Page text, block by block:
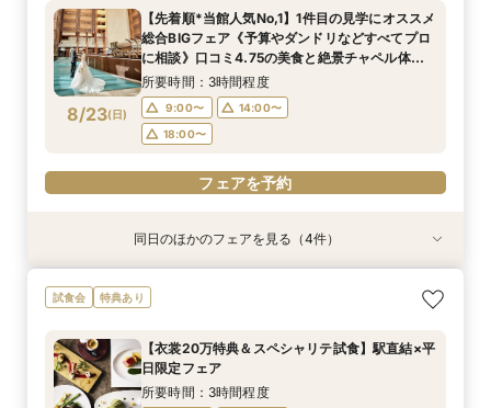
8/22(土)
9:00〜
14:00〜
18:00〜
フェアを予約
8/22(土)
9:00〜
14:00〜
18:00〜
フェアを予約
8/22(土)
9:00〜
14:00〜
18:00〜
フェアを予約
8/22(土)
9:00〜
14:00〜
18:00〜
フェアを予約
8/23(日)
【先着順*当館人気No,1】1件目の見学にオススメ
総合BIGフェア《予算やダンドリなどすべてプロ
に相談》口コミ4.75の美食と絶景チャペル体験
◆1日4組限定ホテルウェディング相談会
所要時間：3時間程度
9:00〜
14:00〜
18:00〜
フェアを予約
衣装試着 特典あり
8/23(日)
【”本番料理”試食フェア】品川駅直結×口コミ評
価4.75絶品料理＊宿泊特典付
9:00〜
18:00〜
特典あり
8/23(日)
【2027年2月｜挙式限定】2泊3日×アットホー
ムWD◆品川駅直結
9:00〜
18:00〜
特典あり
8/23(日)
【*マタニティの方も安心】無料試食×式場見学×
個室相談会
9:00〜
18:00〜
特典あり
8/23(日)
【初見学限定】メイン会場｜ハルモニア◆最大
80万円優待◆
9:00〜
18:00〜
同日のほかのフェアを見る（4件）
試食会 特典あり
【衣裳20万特典＆スペシャリテ試食】駅直結×平
日限定フェア
所要時間：3時間程度